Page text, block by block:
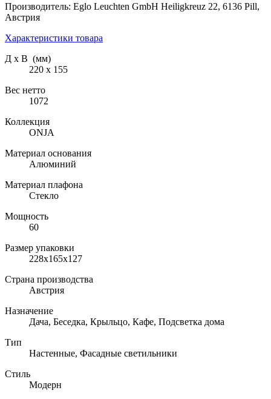
Производитель: Eglo Leuchten GmbH Heiligkreuz 22, 6136 Pill,
Австрия
Характеристики товара
Д х В (мм)
220 х 155
Вес нетто
1072
Коллекция
ONJA
Материал основания
Алюминий
Материал плафона
Стекло
Мощность
60
Размер упаковки
228х165х127
Страна производства
Австрия
Назначение
Дача, Беседка, Крыльцо, Кафе, Подсветка дома
Тип
Настенные, Фасадные светильники
Стиль
Модерн